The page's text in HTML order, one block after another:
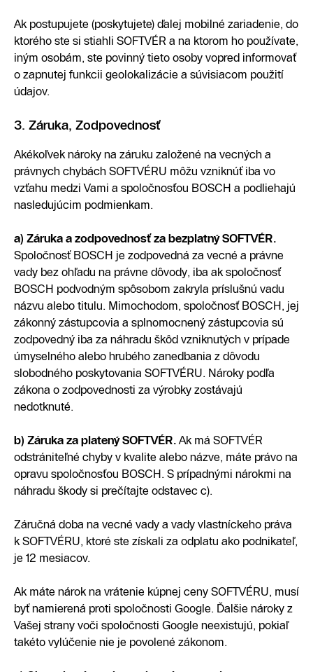
Ak postupujete (poskytujete) ďalej mobilné zariadenie, do
ktorého ste si stiahli SOFTVÉR a na ktorom ho používate,
iným osobám, ste povinný tieto osoby vopred informovať
o zapnutej funkcii geolokalizácie a súvisiacom použití
údajov.
3. Záruka, Zodpovednosť
Akékoľvek nároky na záruku založené na vecných a
právnych chybách SOFTVÉRU môžu vzniknúť iba vo
vzťahu medzi Vami a spoločnosťou BOSCH a podliehajú
nasledujúcim podmienkam.
a) Záruka a zodpovednosť za bezplatný SOFTVÉR.
Spoločnosť BOSCH je zodpovedná za vecné a právne
vady bez ohľadu na právne dôvody, iba ak spoločnosť
BOSCH podvodným spôsobom zakryla príslušnú vadu
názvu alebo titulu. Mimochodom, spoločnosť BOSCH, jej
zákonný zástupcovia a splnomocnený zástupcovia sú
zodpovedný iba za náhradu škôd vzniknutých v prípade
úmyselného alebo hrubého zanedbania z dôvodu
slobodného poskytovania SOFTVÉRU. Nároky podľa
zákona o zodpovednosti za výrobky zostávajú
nedotknuté.
b) Záruka za platený SOFTVÉR.Ak má SOFTVÉR
odstrániteľné chyby v kvalite alebo názve, máte právo na
opravu spoločnosťou BOSCH. S prípadnými nárokmi na
náhradu škody si prečítajte odstavec c).
Záručná doba na vecné vady a vady vlastníckeho práva
k SOFTVÉRU, ktoré ste získali za odplatu ako podnikateľ,
je 12 mesiacov.
Ak máte nárok na vrátenie kúpnej ceny SOFTVÉRU, musí
byť namierená proti spoločnosti Google. Ďalšie nároky z
Vašej strany voči spoločnosti Google neexistujú, pokiaľ
takéto vylúčenie nie je povolené zákonom.